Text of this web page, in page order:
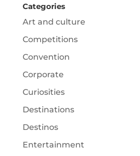
Categories
Art and culture
Competitions
Convention
Corporate
Curiosities
Destinations
Destinos
Entertainment